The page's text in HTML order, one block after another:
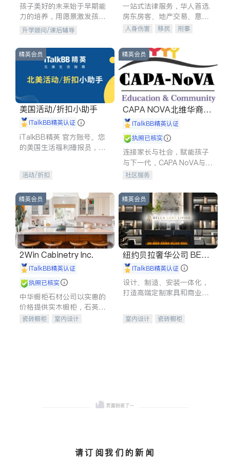
孩子美好的未来始于早期能
力的培养，用愿景激发孩子
的学习潜力和动力。理念：
拥有成长型心态是成功的基
石。
升学顾问/课后辅导
一站式法律服务，华人首选.
房东房客、地产交易、意外
伤害、车祸重伤、商业诉
建筑合同、刑事案件全包办
人身伤害 移民
刑事
信托/遗嘱
商业
索赔
律师-其它 保释
精英会员
美国活动/折扣小助手
iTalkBB精英认证
iTalkBB精英 官方账号。您
的美国生活福利播报员，精
专属福利。
活动/折扣
精英会员
CAPA NOVA北维华裔家
长会iTalkBB精英认证
执照已核实
连接家长与社会，赋能孩子
与下一代，CAPA NoVA与您
携手建设包容、公平、充满
社区服务
精英会员
2Win Cabinetry Inc.
iTalkBB精英认证
执照已核实
中华橱柜石材公司以实惠的
价格提供实木橱柜，石英石
台面，多种优质不锈钢水
瓷砖橱柜
室内设计
精英会员
纽约贝拉奢华公司 BELL
A LUXE
iTalkBB精英认证
设计、制造、安装一体化，
打造高端定制家具和商业空
室内设计
瓷砖橱柜
请订阅我们的新闻